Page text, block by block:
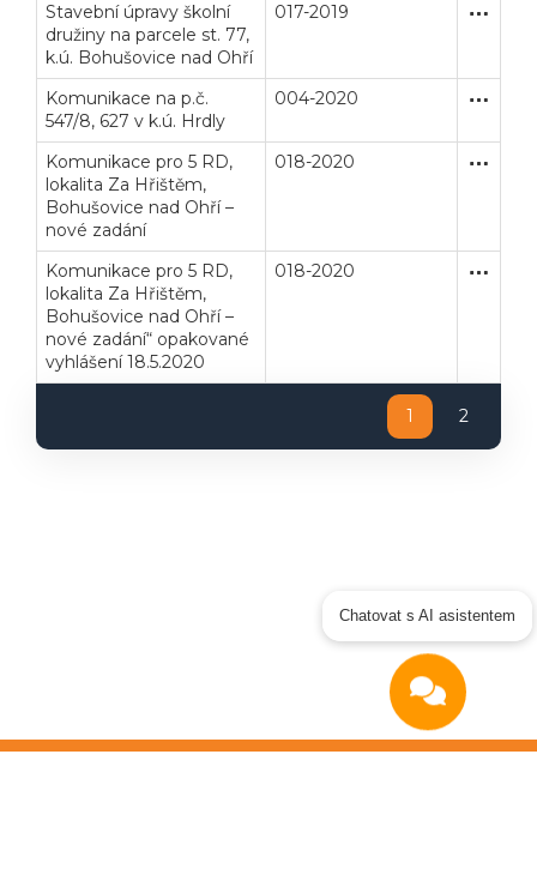
Stavební úpravy školní
družiny na parcele st. 77,
k.ú. Bohušovice nad Ohří
017-2019
Komunikace na p.č.
547/8, 627 v k.ú. Hrdly
004-2020
Komunikace pro 5 RD,
lokalita Za Hřištěm,
Bohušovice nad Ohří –
nové zadání
018-2020
Komunikace pro 5 RD,
lokalita Za Hřištěm,
Bohušovice nad Ohří –
nové zadání“ opakované
vyhlášení 18.5.2020
018-2020
1 2
Chatovat s AI asistentem